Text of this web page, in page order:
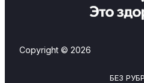
Copyright © 2026
БЕЗ